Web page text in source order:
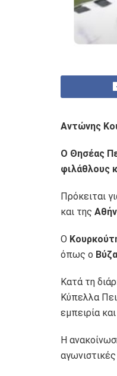
Αντώνης
Ο Θησέας
φιλάθλους
Πρόκειται
και της
Ο
όπως ο
Κατά τη
Κύπελλα
εμπειρία
Η